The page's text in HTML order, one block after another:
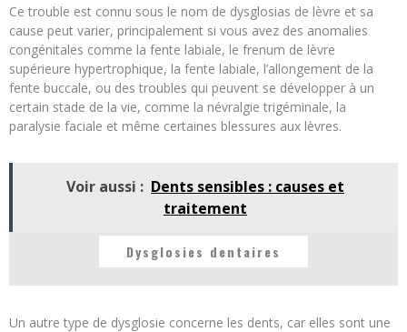
Ce trouble est connu sous le nom de dysglosias de lèvre et sa
cause peut varier, principalement si vous avez des anomalies
congénitales comme la fente labiale, le frenum de lèvre
supérieure hypertrophique, la fente labiale, l’allongement de la
fente buccale, ou des troubles qui peuvent se développer à un
certain stade de la vie, comme la névralgie trigéminale, la
paralysie faciale et même certaines blessures aux lèvres.
Voir aussi : Dents sensibles : causes et
traitement
Dysglosies dentaires
Un autre type de dysglosie concerne les dents, car elles sont une